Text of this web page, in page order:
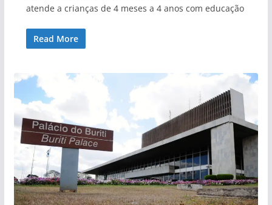
atende a crianças de 4 meses a 4 anos com educação
Read More